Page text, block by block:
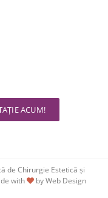
ACUM!
de Chirurgie Estetică și
with
byWeb Design